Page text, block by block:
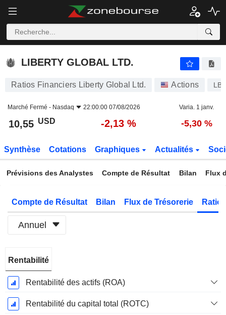
LIBERTY GLOBAL LTD.
LIBERTY GLOBAL LTD.
Ratios Financiers Liberty Global Ltd. Actions
Marché Fermé - Nasdaq 22:00:00 07/08/2026 Varia. 1 janv.
10,55 USD -2,13 % -5,30 %
Synthèse Cotations Graphiques Actualités
Prévisions des Analystes Compte de Résultat Bilan Flux
Compte de Résultat Bilan Flux de Trésorerie
Annuel
Fiscale:
Décembre
Rentabilité
Rentabilité des actifs (ROA)
Rentabilité du capital total (ROTC)